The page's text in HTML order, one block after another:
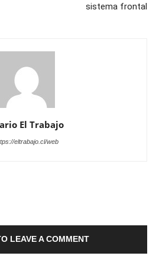
sistema frontal
El Trabajo
eltrabajo.cl/web
LEAVE A COMMENT